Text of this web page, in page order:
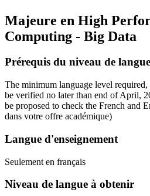
Majeure en High
Computing - Big Data
Prérequis du niveau de langue
The minimum language level
be verified no later than end of April,
be proposed to check the French and
dans votre offre académique)
Langue d'enseignement
Seulement en français
Niveau de langue à obtenir